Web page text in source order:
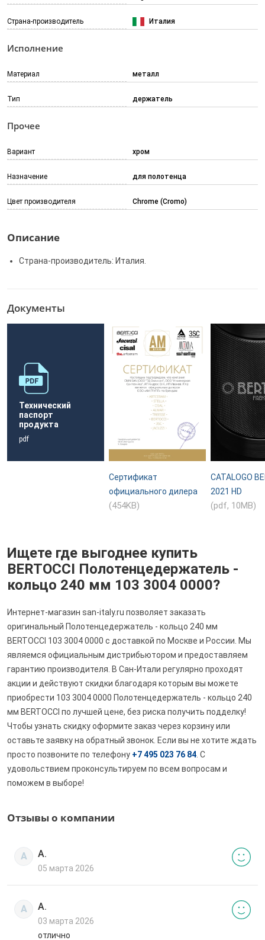
Страна-производитель Италия
Исполнение
Материал металл
Тип держатель
Прочее
Вариант хром
Назначение для полотенца
Цвет производителя Chrome (Cromo)
Описание
Страна-производитель: Италия.
Документы
Технический
паспорт
продукта
pdf
Сертификат
официального дилера
(454KB)
CATALOGO
2021 HD
(pdf, 10MB)
Ищете где выгоднее купить
BERTOCCI Полотенцедержатель -
кольцо 240 мм 103 3004 0000?
Интернет-магазин san-italy.ru позволяет заказать
оригинальный Полотенцедержатель - кольцо 240 мм
BERTOCCI 103 3004 0000 с доставкой по Москве и России. Мы
являемся официальным дистрибьютором и предоставляем
гарантию производителя. В Сан-Итали регулярно проходят
акции и действуют скидки благодаря которым вы можете
приобрести 103 3004 0000 Полотенцедержатель - кольцо 240
мм BERTOCCI по лучшей цене, без риска получить подделку!
Чтобы узнать скидку оформите заказ через корзину или
оставьте заявку на обратный звонок. Если вы не хотите ждать
просто позвоните по телефону +7 495 023 76 84 . С
удовольствием проконсультируем по всем вопросам и
поможем в выборе!
Отзывы о компании
А А.
05 марта 2026
А А.
03 марта 2026
отлично